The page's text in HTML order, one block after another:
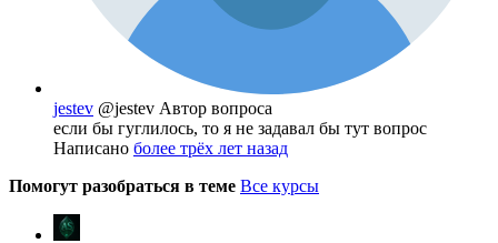
jestev @jestev Автор вопроса
если бы гуглилось, то я не задавал бы тут вопрос
Написано более трёх лет назад
Помогут разобраться в теме Все курсы